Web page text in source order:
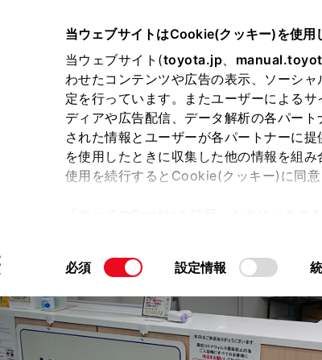
当ウェブサイトはCookie(クッキー)を使用
当ウェブサイト(toyota.jp、
わせたコンテンツや広告の表示、ソーシ
定を行っています。またユーザーによる
ディアや広告配信、データ解析の各パー
された情報とユーザーが各パートナーに
を使用したときに収集した他の情報を組
使用を続行するとCookie(クッキー)に同意
て」をご覧ください。
同
の
選
必須 設定情報
オーナーサポート トピックス